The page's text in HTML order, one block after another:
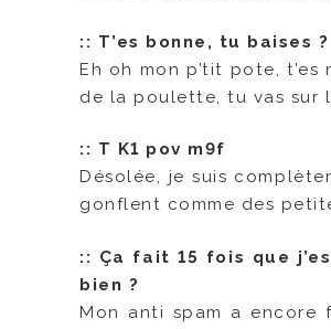
:: T’es bonne, tu baises ?
Eh oh mon p’tit pote,
de la poulette, tu vas sur
:: T K1 pov m9f
Désolée, je suis
gonflent comme des
:: Ça fait 15 fois que
bien ?
Mon anti spam a encore